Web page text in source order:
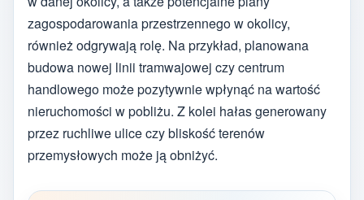
zagospodarowania przestrzennego w okolicy,
również odgrywają rolę. Na przykład, planowana
budowa nowej linii tramwajowej czy centrum
handlowego może pozytywnie wpłynąć na wartość
nieruchomości w pobliżu. Z kolei hałas generowany
przez ruchliwe ulice czy bliskość terenów
przemysłowych może ją obniżyć.